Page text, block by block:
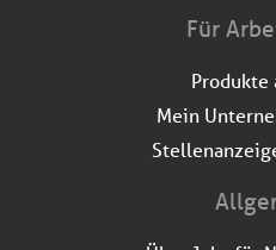
Für
Produkte
Mein